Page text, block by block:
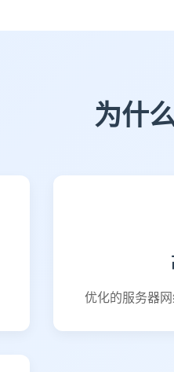
为什
优化的服务器